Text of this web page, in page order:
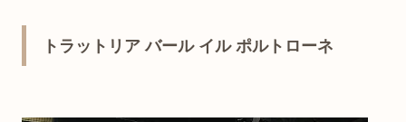
トラットリア バール イル ポルトローネ